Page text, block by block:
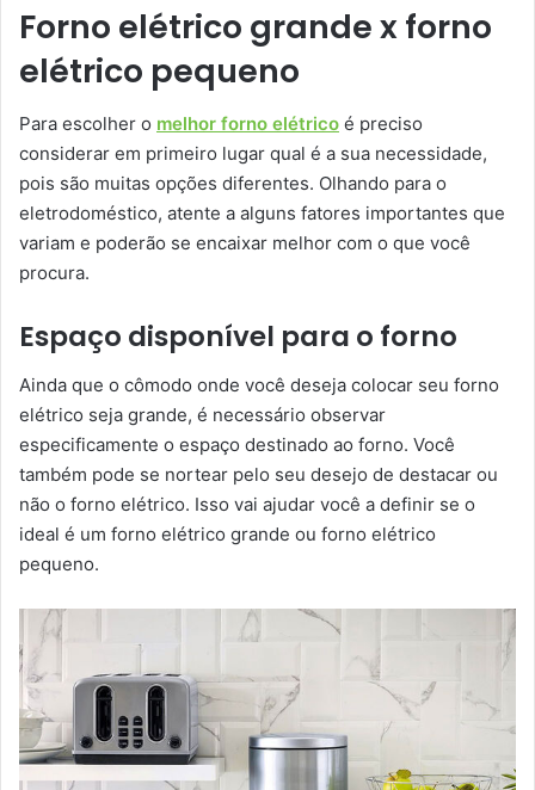
Forno elétrico grande x forno
elétrico pequeno
Para escolher o melhor forno elétrico é preciso
considerar em primeiro lugar qual é a sua necessidade,
pois são muitas opções diferentes. Olhando para o
eletrodoméstico, atente a alguns fatores importantes que
variam e poderão se encaixar melhor com o que você
procura.
Espaço disponível para o forno
Ainda que o cômodo onde você deseja colocar seu forno
elétrico seja grande, é necessário observar
especificamente o espaço destinado ao forno. Você
também pode se nortear pelo seu desejo de destacar ou
não o forno elétrico. Isso vai ajudar você a definir se o
ideal é um forno elétrico grande ou forno elétrico
pequeno.